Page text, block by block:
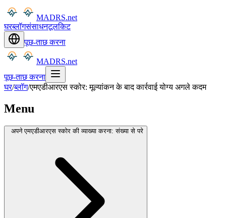
MADRS.net
घरब्लॉगसंसाधनटूलकिट
पूछ-ताछ करना
MADRS.net
पूछ-ताछ करना
घर/ब्लॉग/एमएडीआरएस स्कोर: मूल्यांकन के बाद कार्रवाई योग्य अगले कदम
Menu
अपने एमएडीआरएस स्कोर की व्याख्या करना: संख्या से परे